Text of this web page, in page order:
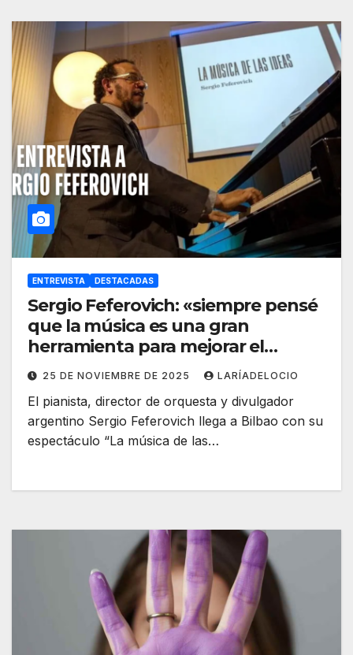
ENTREVISTA DESTACADAS
Sergio Feferovich: «siempre pensé
que la música es una gran
herramienta para mejorar el
mundo»
25 DE NOVIEMBRE DE 2025 LARÍADELOCIO
El pianista, director de orquesta y divulgador
argentino Sergio Feferovich llega a Bilbao con su
espectáculo “La música de las…